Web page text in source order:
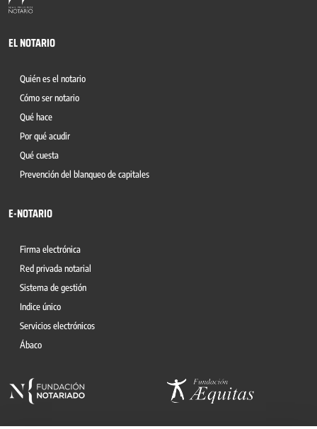
EL NOTARIO
Quién es el notario
Cómo ser notario
Qué hace
Por qué acudir
Qué cuesta
Prevención del blanqueo de capitales
E-NOTARIO
Firma electrónica
Red privada notarial
Sistema de gestión
Indice único
Servicios electrónicos
Ábaco